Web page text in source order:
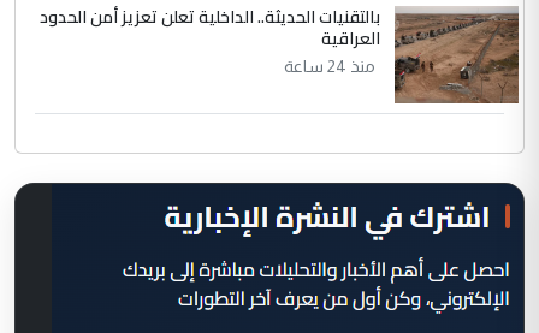
بالتقنيات الحديثة.. الداخلية تعلن تعزيز أمن الحدود
العراقية
منذ 24 ساعة